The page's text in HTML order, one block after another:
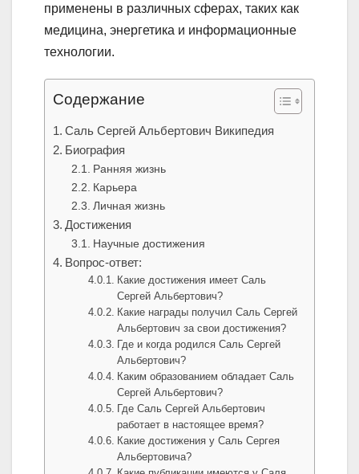
применены в различных сферах, таких как
медицина, энергетика и информационные
технологии.
Содержание
Саль Сергей Альбертович Википедия
Биография
Ранняя жизнь
Карьера
Личная жизнь
Достижения
Научные достижения
Вопрос-ответ:
Какие достижения имеет Саль
Сергей Альбертович?
Какие награды получил Саль Сергей
Альбертович за свои достижения?
Где и когда родился Саль Сергей
Альбертович?
Каким образованием обладает Саль
Сергей Альбертович?
Где Саль Сергей Альбертович
работает в настоящее время?
Какие достижения у Саль Сергея
Альбертовича?